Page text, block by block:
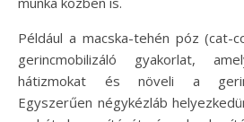
Például a macska-tehén póz (cat-
gerincmobilizáló gyakorlat,
hátizmokat és növeli a
Egyszerűen négykézláb